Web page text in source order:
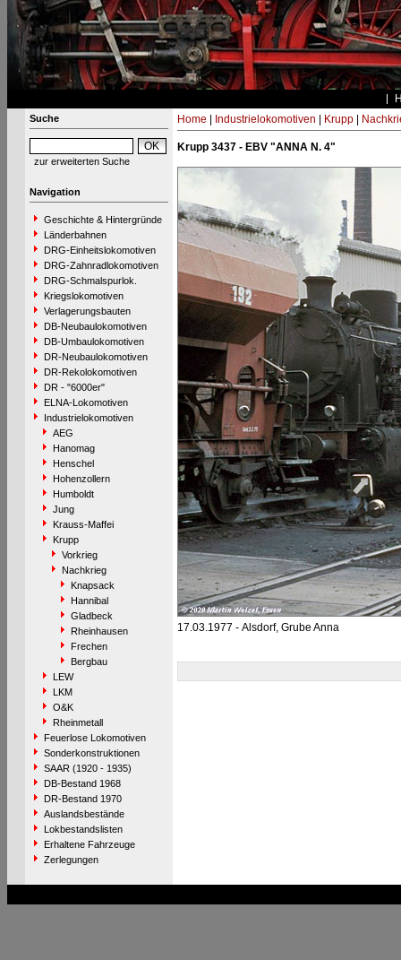
Suche
zur erweiterten Suche
Navigation
Geschichte & Hintergründe
Länderbahnen
DRG-Einheitslokomotiven
DRG-Zahnradlokomotiven
DRG-Schmalspurlok.
Kriegslokomotiven
Verlagerungsbauten
DB-Neubaulokomotiven
DB-Umbaulokomotiven
DR-Neubaulokomotiven
DR-Rekolokomotiven
DR - "6000er"
ELNA-Lokomotiven
Industrielokomotiven
AEG
Hanomag
Henschel
Hohenzollern
Humboldt
Jung
Krauss-Maffei
Krupp
Vorkrieg
Nachkrieg
Knapsack
Hannibal
Gladbeck
Rheinhausen
Frechen
Bergbau
LEW
LKM
O&K
Rheinmetall
Feuerlose Lokomotiven
Sonderkonstruktionen
SAAR (1920 - 1935)
DB-Bestand 1968
DR-Bestand 1970
Auslandsbestände
Lokbestandslisten
Erhaltene Fahrzeuge
Zerlegungen
Home Industrielokomotiven Krupp|
Krupp 3437 - EBV "ANNA N. 4"
17.03.1977 - Alsdorf, Grube Anna